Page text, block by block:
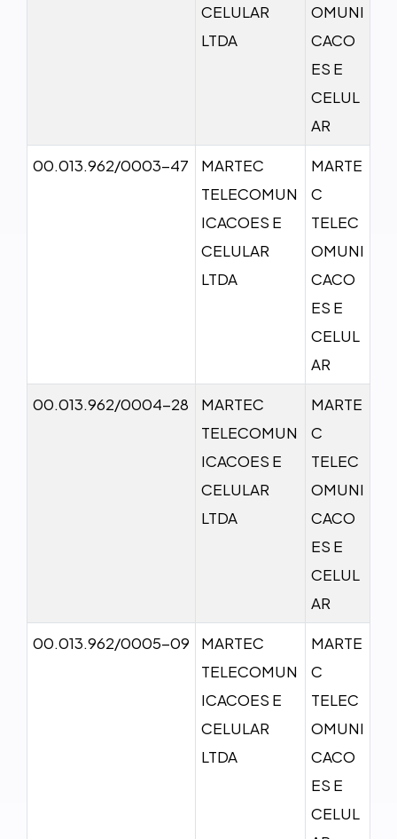
CELULAR
LTDA
OMUNI
CACO
ES E
CELUL
AR
00.013.962/0003-47
MARTEC
TELECOMUN
ICACOES E
CELULAR
LTDA
MARTE
C
TELEC
OMUNI
CACO
ES E
CELUL
AR
00.013.962/0004-28
MARTEC
TELECOMUN
ICACOES E
CELULAR
LTDA
MARTE
C
TELEC
OMUNI
CACO
ES E
CELUL
AR
00.013.962/0005-09
MARTEC
TELECOMUN
ICACOES E
CELULAR
LTDA
MARTE
C
TELEC
OMUNI
CACO
ES E
CELUL